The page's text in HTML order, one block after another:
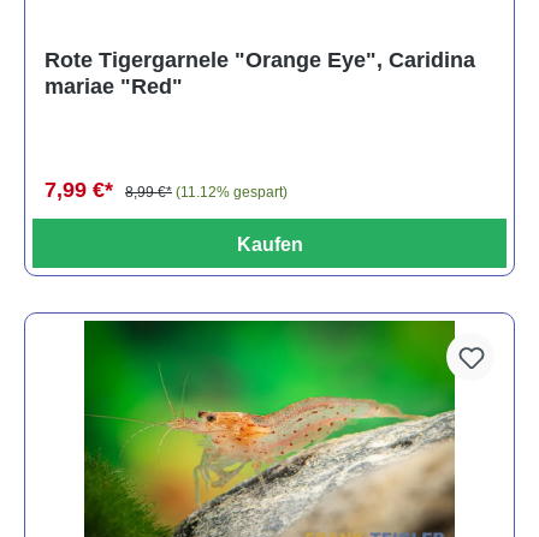
Rote Tigergarnele "Orange Eye", Caridina
mariae "Red"
7,99 €* 8,99 €* (11.12% gespart)
Kaufen